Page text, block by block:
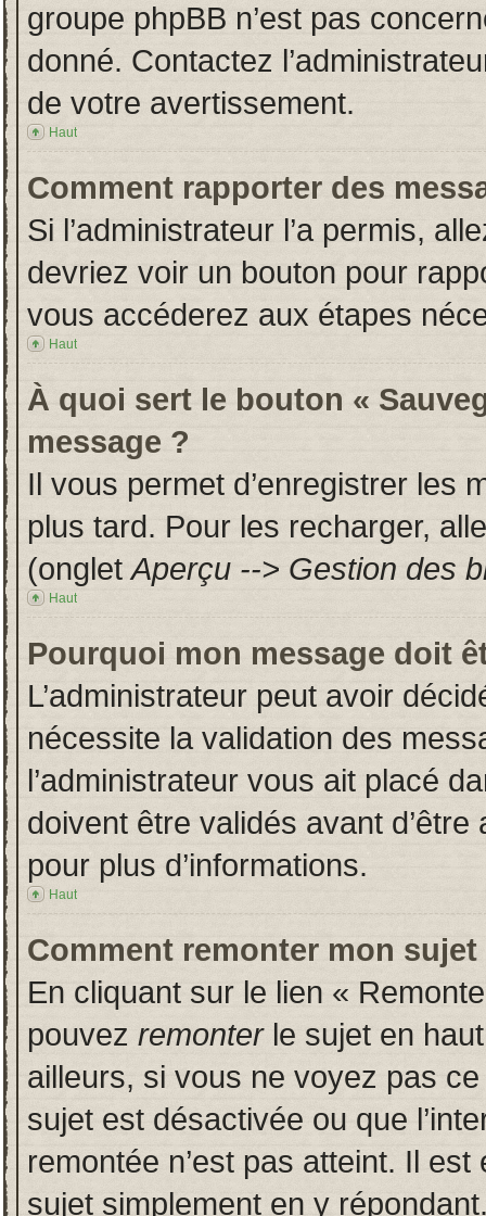
groupe phpBB n’est pas
donné. Contactez
de votre avertissement.
Haut
Comment rapporter des
Si l’administrateur l’a permis,
devriez voir un bouton pour
vous accéderez aux étapes
Haut
À quoi sert le bouton «
message ?
Il vous permet d’enregistrer les
plus tard. Pour les recharger,
(ongletAperçu --> Gestion des
Haut
Pourquoi mon message doit
L’administrateur peut avoir
nécessite la validation des
l’administrateur vous ait placé
doivent être validés avant
pour plus d’informations.
Haut
Comment remonter mon sujet
En cliquant sur le lien «
pouvez remonterle sujet en
ailleurs, si vous ne voyez pas
sujet est désactivée ou que
remontée n’est pas atteint. Il
sujet simplement en y